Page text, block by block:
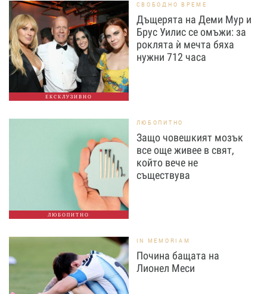
ЕКСКЛУЗИВНО
СВОБОДНО ВРЕМЕ
Дъщерята на Деми Мур и
Брус Уилис се омъжи: за
роклята ѝ мечта бяха
нужни 712 часа
ЛЮБОПИТНО
ЛЮБОПИТНО
Защо човешкият мозък
все още живее в свят,
който вече не
съществува
IN MEMORIAM
Почина бащата на
Лионел Меси